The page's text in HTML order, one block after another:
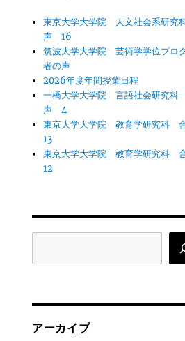
東京大学大学院 人文社会系研究
声 16
筑波大学大学院 芸術学学位プロ
者の声
2026年度年間授業日程
一橋大学大学院 言語社会研究科
声 4
東京大学大学院 教育学研究科
13
東京大学大学院 教育学研究科
12
アーカイブ